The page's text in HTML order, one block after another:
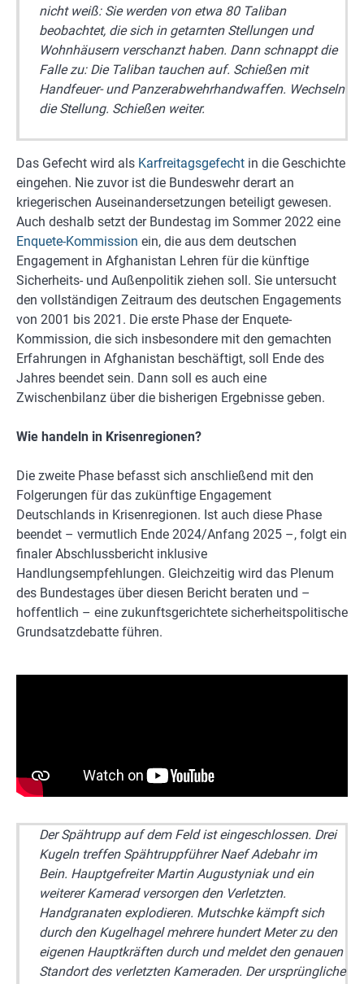
nicht weiß: Sie werden von etwa 80 Taliban
beobachtet, die sich in getarnten Stellungen und
Wohnhäusern verschanzt haben. Dann schnappt die
Falle zu: Die Taliban tauchen auf. Schießen mit
Handfeuer- und Panzerabwehrhandwaffen. Wechseln
die Stellung. Schießen weiter.
Das Gefecht wird als Karfreitagsgefecht in die Geschichte
eingehen. Nie zuvor ist die Bundeswehr derart an
kriegerischen Auseinandersetzungen beteiligt gewesen.
Auch deshalb setzt der Bundestag im Sommer 2022 eine
Enquete-Kommission ein, die aus dem deutschen
Engagement in Afghanistan Lehren für die künftige
Sicherheits- und Außenpolitik ziehen soll. Sie untersucht
den vollständigen Zeitraum des deutschen Engagements
von 2001 bis 2021. Die erste Phase der Enquete-
Kommission, die sich insbesondere mit den gemachten
Erfahrungen in Afghanistan beschäftigt, soll Ende des
Jahres beendet sein. Dann soll es auch eine
Zwischenbilanz über die bisherigen Ergebnisse geben.
Wie handeln in Krisenregionen?
Die zweite Phase befasst sich anschließend mit den
Folgerungen für das zukünftige Engagement
Deutschlands in Krisenregionen. Ist auch diese Phase
beendet – vermutlich Ende 2024/Anfang 2025 –, folgt ein
finaler Abschlussbericht inklusive
Handlungsempfehlungen. Gleichzeitig wird das Plenum
des Bundestages über diesen Bericht beraten und –
hoffentlich – eine zukunftsgerichtete sicherheitspolitische
Grundsatzdebatte führen.
Der Spähtrupp auf dem Feld ist eingeschlossen. Drei
Kugeln treffen Spähtruppführer Naef Adebahr im
Bein. Hauptgefreiter Martin Augustyniak und ein
weiterer Kamerad versorgen den Verletzten.
Handgranaten explodieren. Mutschke kämpft sich
durch den Kugelhagel mehrere hundert Meter zu den
eigenen Hauptkräften durch und meldet den genauen
Standort des verletzten Kameraden. Der ursprüngliche